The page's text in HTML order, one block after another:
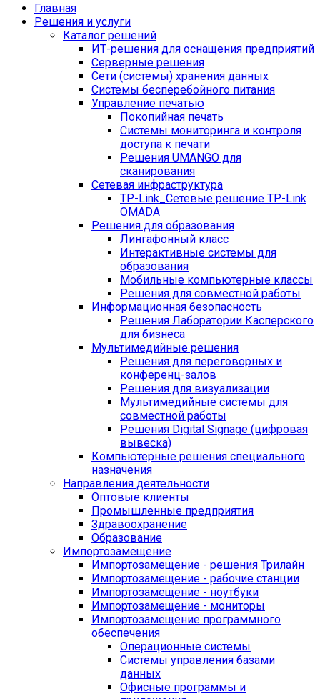
Главная
Решения и услуги
Каталог решений
ИТ-решения для оснащения предприятий
Серверные решения
Сети (системы) хранения данных
Системы бесперебойного питания
Управление печатью
Покопийная печать
Системы мониторинга и контроля
доступа к печати
Решения UMANGO для
сканирования
Сетевая инфраструктура
TP-Link_ Сетевые решение TP-Link
OMADA
Решения для образования
Лингафонный класс
Интерактивные системы для
образования
Мобильные компьютерные классы
Решения для совместной работы
Информационная безопасность
Решения Лаборатории Касперского
для бизнеса
Мультимедийные решения
Решения для переговорных и
конференц-залов
Решения для визуализации
Мультимедийные системы для
совместной работы
Решения Digital Signage (цифровая
вывеска)
Компьютерные решения специального
назначения
Направления деятельности
Оптовые клиенты
Промышленные предприятия
Здравоохранение
Образование
Импортозамещение
Импортозамещение - решения Трилайн
Импортозамещение - рабочие станции
Импортозамещение - ноутбуки
Импортозамещение - мониторы
Импортозамещение программного
обеспечения
Операционные системы
Системы управления базами
данных
Офисные программы и